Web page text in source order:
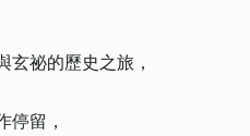
玄祕的歷史之旅，
停留，